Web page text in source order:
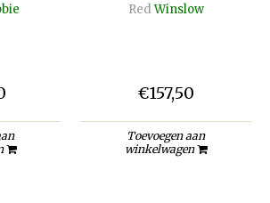
Red Winslow
€157,50
Toevoegen aan
winkelwagen